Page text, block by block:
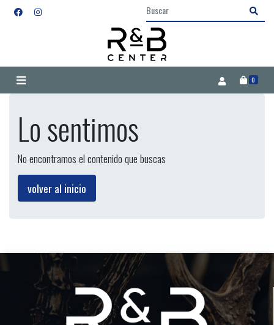
0
Lo sentimos
No encontramos el contenido que buscas
volver al inicio